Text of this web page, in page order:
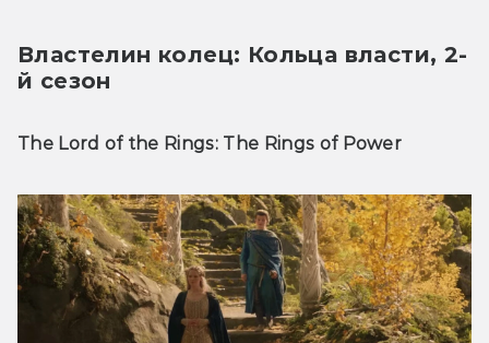
Властелин колец: Кольца власти, 2-
й сезон
The Lord of the Rings: The Rings of Power